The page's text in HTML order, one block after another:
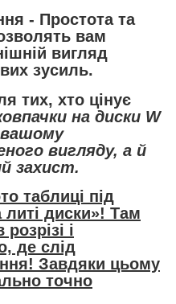
- Простота та
вам
вигляд
зусиль.
тих, хто цінує
на диски W
вигляду, а й
захист.
таблиці під
диски»! Там
і
де слід
Завдяки цьому
точно